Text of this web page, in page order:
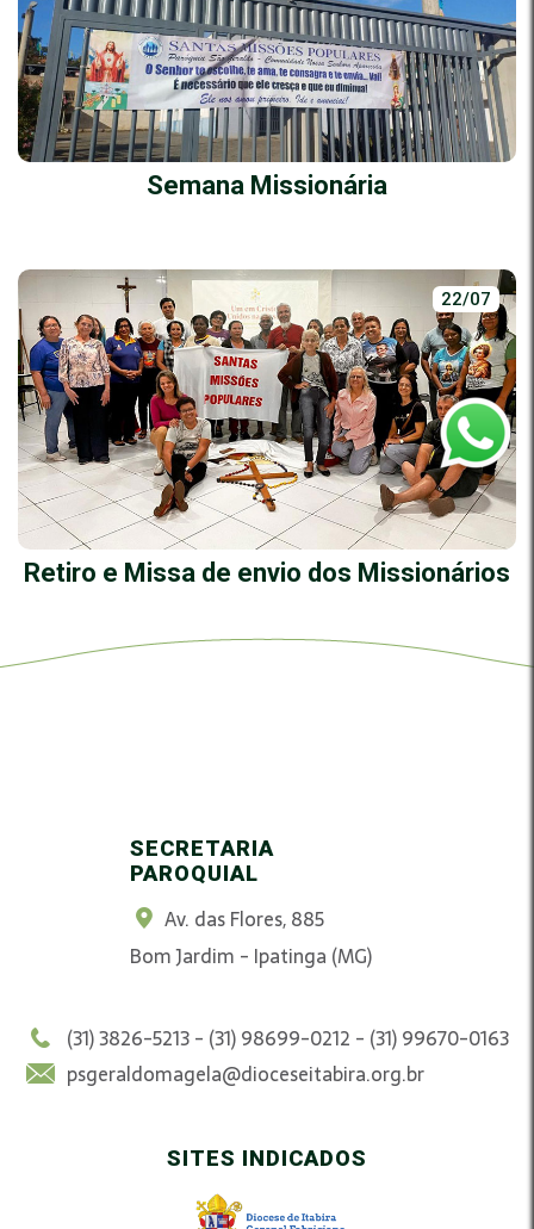
Semana Missionária
22/07
Retiro e Missa de envio dos Missionários
SECRETARIA
PAROQUIAL
Av. das Flores, 885
Bom Jardim - Ipatinga (MG)
(31) 3826-5213 - (31) 98699-0212 - (31) 99670-0163
psgeraldomagela@dioceseitabira.org.br
SITES INDICADOS